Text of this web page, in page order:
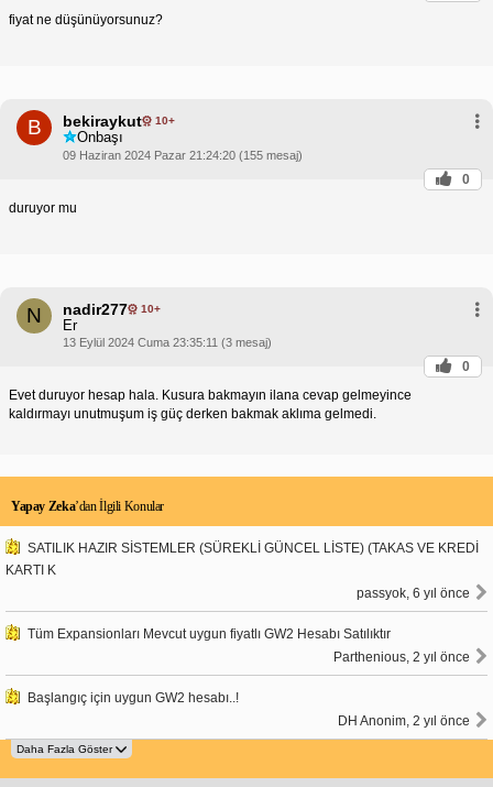
fiyat ne düşünüyorsunuz?
B bekiraykut 10+
Onbaşı
09 Haziran 2024 Pazar 21:24:20 (155 mesaj)
0
duruyor mu
N nadir277 10+
Er
13 Eylül 2024 Cuma 23:35:11 (3 mesaj)
0
Evet duruyor hesap hala. Kusura bakmayın ilana cevap gelmeyince
kaldırmayı unutmuşum iş güç derken bakmak aklıma gelmedi.
Yapay Zeka’dan İlgili Konular
SATILIK HAZIR SİSTEMLER (SÜREKLİ GÜNCEL LİSTE) (TAKAS VE KREDİ
KARTI K
passyok, 6 yıl önce
Tüm Expansionları Mevcut uygun fiyatlı GW2 Hesabı Satılıktır
Parthenious, 2 yıl önce
Başlangıç için uygun GW2 hesabı..!
DH Anonim, 2 yıl önce